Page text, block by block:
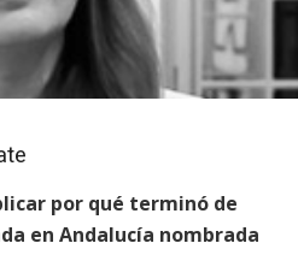
por qué terminó de
en Andalucía nombrada